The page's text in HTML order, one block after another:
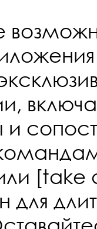
и
[take
для